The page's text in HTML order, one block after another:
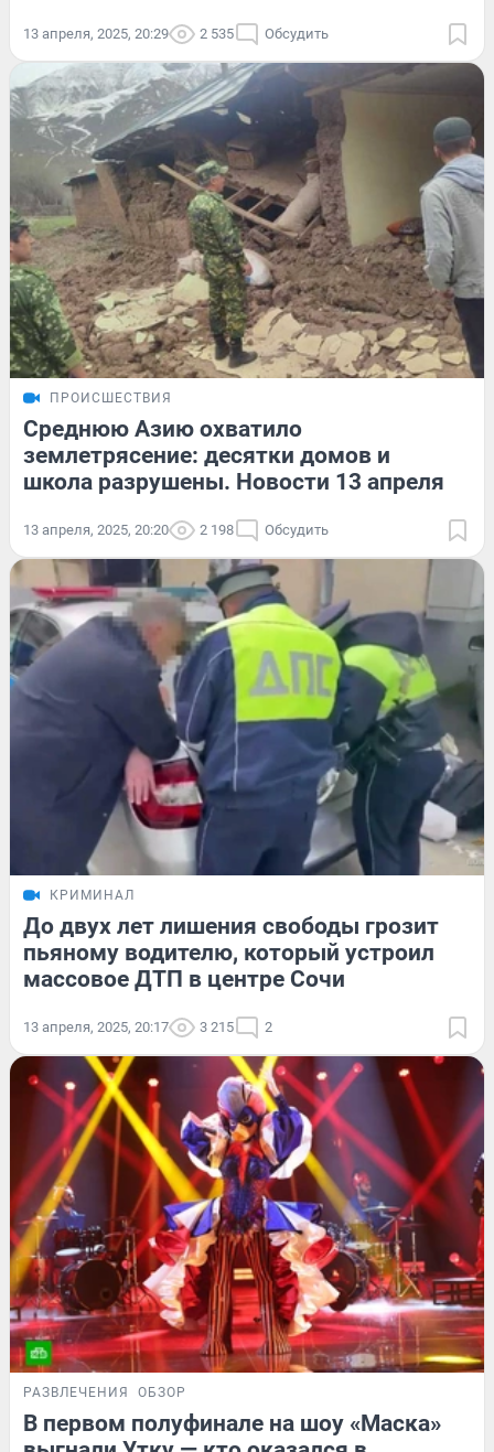
13 апреля, 2025, 20:29 2 535 Обсудить
ПРОИСШЕСТВИЯ
Среднюю Азию охватило
землетрясение: десятки домов и
школа разрушены. Новости 13 апреля
13 апреля, 2025, 20:20 2 198 Обсудить
КРИМИНАЛ
До двух лет лишения свободы грозит
пьяному водителю, который устроил
массовое ДТП в центре Сочи
13 апреля, 2025, 20:17 3 215 2
РАЗВЛЕЧЕНИЯ ОБЗОР
В первом полуфинале на шоу «Маска»